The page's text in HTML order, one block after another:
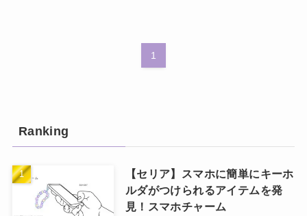
1
Ranking
【セリア】スマホに簡単にキーホ
ルダがつけられるアイテムを発
見！スマホチャーム